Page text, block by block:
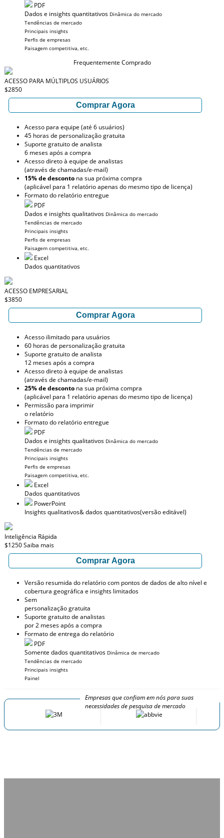
PDF
Dados e insights quantitativos Dinâmica do mercado
Tendências de mercado
Principais insights
Perfis de empresas
Paisagem competitiva, etc.
Frequentemente Comprado
ACESSO PARA MÚLTIPLOS USUÁRIOS
$2850
Comprar Agora
Acesso para equipe (até 6 usuários)
45 horas de personalização gratuita
Suporte gratuito de analista
6 meses após a compra
Acesso direto à equipe de analistas
(através de chamadas/e-mail)
15% de desconto na sua próxima compra
(aplicável para 1 relatório apenas do mesmo tipo de licença)
Formato do relatório entregue
PDF
Dados e insights qualitativos Dinâmica do mercado
Tendências de mercado
Principais insights
Perfis de empresas
Paisagem competitiva, etc.
Excel
Dados quantitativos
ACESSO EMPRESARIAL
$3850
Comprar Agora
Acesso ilimitado para usuários
60 horas de personalização gratuita
Suporte gratuito de analista
12 meses após a compra
Acesso direto à equipe de analistas
(através de chamadas/e-mail)
25% de desconto na sua próxima compra
(aplicável para 1 relatório apenas do mesmo tipo de licença)
Permissão para imprimir
o relatório
Formato do relatório entregue
PDF
Dados e insights qualitativos Dinâmica do mercado
Tendências de mercado
Principais insights
Perfis de empresas
Paisagem competitiva, etc.
Excel
Dados quantitativos
PowerPoint
Insights qualitativos& dados quantitativos(versão editável)
Inteligência Rápida
$1250Saiba mais
Comprar Agora
Versão resumida do relatório com pontos de dados de alto nível e
cobertura geográfica e insights limitados
Sem
personalização gratuita
Suporte gratuito de analistas
por 2 meses após a compra
Formato de entrega do relatório
PDF
Somente dados quantitativos Dinâmica de mercado
Tendências de mercado
Principais insights
Painel
Empresas que confiam em nós para suas
necessidades de pesquisa de mercado